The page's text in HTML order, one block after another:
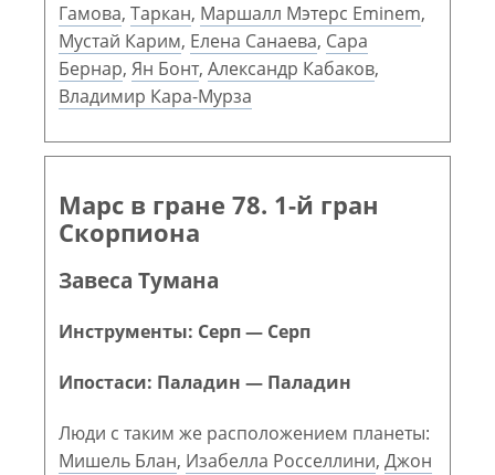
Гамова, Таркан, Маршалл Мэтерс Eminem,
Мустай Карим, Елена Санаева, Сара
Бернар, Ян Бонт, Александр Кабаков,
Владимир Кара-Мурза
Марс в гране 78. 1-й гран
Скорпиона
Завеса Тумана
Инструменты: Серп — Серп
Ипостаси: Паладин — Паладин
Люди с таким же расположением планеты:
Мишель Блан, Изабелла Росселлини, Джон